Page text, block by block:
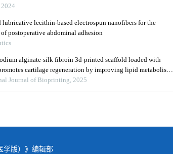
lubricative lecithin-based electrospun nanofibers for the
postoperative abdominal adhesion
alginate-silk fibroin 3d-printed scaffold loaded with
cartilage regeneration by improving lipid metabolism
Journal of Bioprinting, 2025
学版）》编辑部